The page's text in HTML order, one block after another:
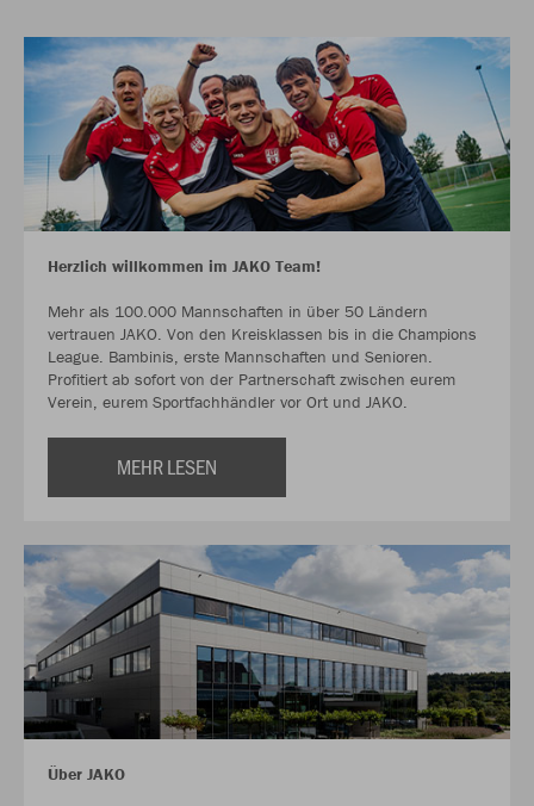
Herzlich willkommen im JAKO Team!
Mehr als 100.000 Mannschaften in über 50 Ländern
vertrauen JAKO. Von den Kreisklassen bis in die Champions
League. Bambinis, erste Mannschaften und Senioren.
Profitiert ab sofort von der Partnerschaft zwischen eurem
Verein, eurem Sportfachhändler vor Ort und JAKO.
MEHR LESEN
Über JAKO